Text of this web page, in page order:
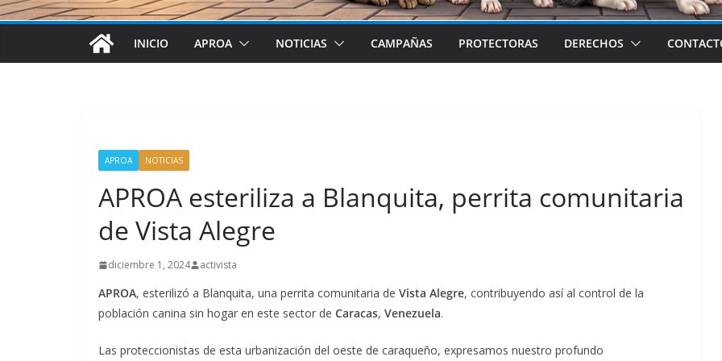
INICIO APROA NOTICIAS CAMPAÑAS PROTECTORAS DERECHOS
APROA NOTICIAS
APROA esteriliza a Blanquita, perrita comunitaria
de Vista Alegre
diciembre 1, 2024 activista
APROA, esterilizó a Blanquita, una perrita comunitaria de Vista Alegre, contribuyendo así al control de la
población canina sin hogar en este sector de Caracas, Venezuela.
Las proteccionistas de esta urbanización del oeste de caraqueño, expresamos nuestro profundo